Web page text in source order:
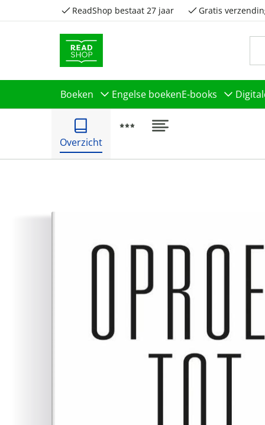
ReadShop bestaat 27 jaar Gratis
Boeken Engelse boekenE-books
Overzicht